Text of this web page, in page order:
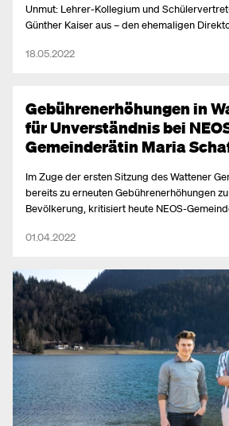
Unmut: Lehrer-Kollegium und
Günther Kaiser aus – den ehemaligen
Austriaco Mexicano“ einer
Leitgeb: „Dass hinter verschlossenen Türen
Vizebürgermeister Alexander Kröll (ÖVP) in
wurde, hinterlässt natürlich einen faden
NEOS ist klar, wo öffentliches Geld
18.05.2022
Gebührenerhöhungen in
für Unverständnis bei
Gemeinderätin Maria
Im Zuge der ersten Sitzung des Wattener
bereits zu erneuten Gebührenerhöhungen
Bevölkerung, kritisiert heute NEOS-
wirtschaftlich schwierigen Zeit, die
01.04.2022